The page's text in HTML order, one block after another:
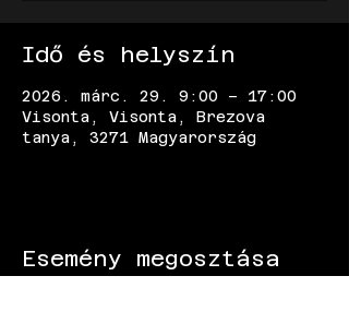
Idő és helyszín
2026. márc. 29. 9:00 – 17:00
Visonta, Visonta, Brezova
tanya, 3271 Magyarország
Esemény megosztása